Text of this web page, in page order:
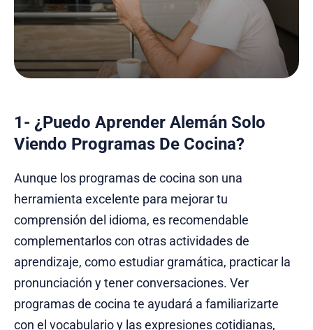
1- ¿Puedo Aprender Alemán Solo
Viendo Programas De Cocina?
Aunque los programas de cocina son una
herramienta excelente para mejorar tu
comprensión del idioma, es recomendable
complementarlos con otras actividades de
aprendizaje, como estudiar gramática, practicar la
pronunciación y tener conversaciones. Ver
programas de cocina te ayudará a familiarizarte
con el vocabulario y lasexpresiones cotidianas,